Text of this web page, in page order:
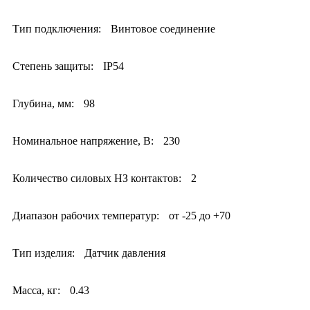
Тип подключения: Винтовое соединение
Степень защиты: IP54
Глубина, мм: 98
Номинальное напряжение, В: 230
Количество силовых НЗ контактов: 2
Диапазон рабочих температур: от -25 до +70
Тип изделия: Датчик давления
Масса, кг: 0.43